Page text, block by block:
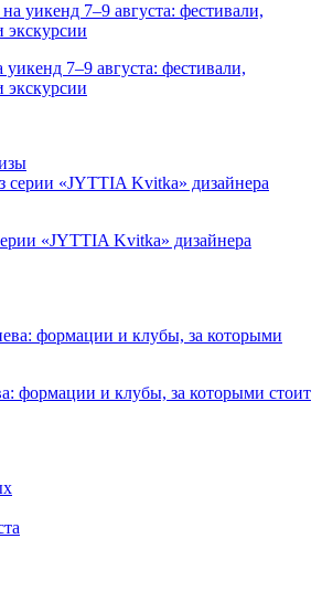
7–9 августа: фестивали,
экскурсии
«JYTTIA Kvitka» дизайнера
формации и клубы, за которыми стоит